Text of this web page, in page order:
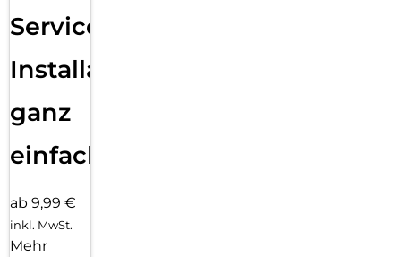
Services
Installation
ganz
einfach
ab 9,99 €
inkl. MwSt.
Mehr